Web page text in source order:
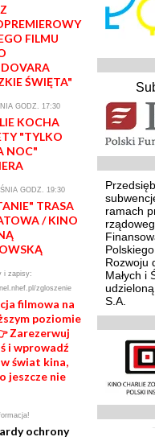
FILMU
ŚWIĘTA"
GODZ. 17:30
KOCHA
"TYLKO
NOC"
GODZ. 19:30
TRASA
/ KINO
i zapisy:
zgloszenie
filmowa na
poziomie
Zarezerwuj
i wprowadź
świat kina,
jeszcze nie
ochrony
ramach
Rozwoju
Małych i
S.A.